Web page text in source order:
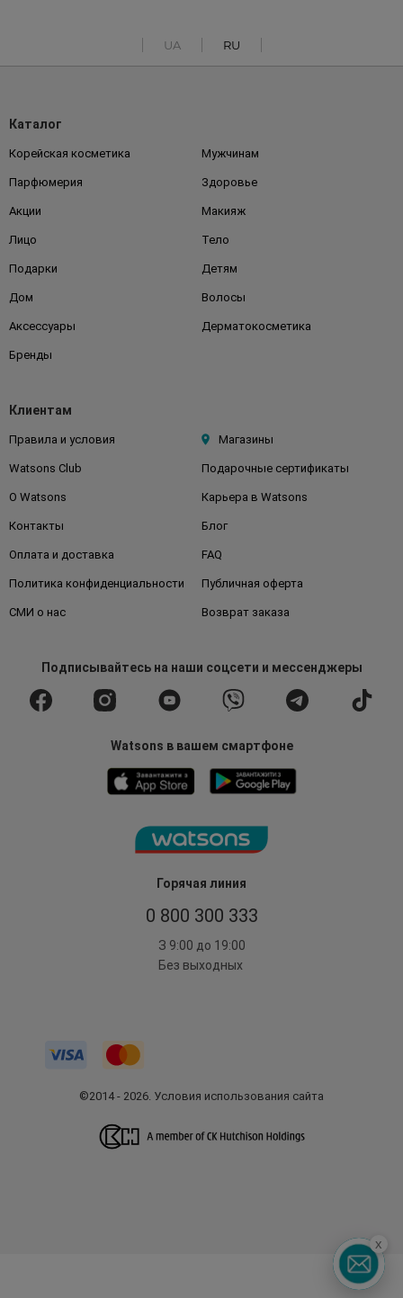
UA RU
Горячая линия
0 800 300 333
З 9:00 до 19:00
Без выходных
Каталог
Корейская косметика Мужчинам
Парфюмерия Здоровье
Акции Макияж
Лицо Тело
Подарки Детям
Дом Волосы
Аксессуары Дерматокосметика
Бренды
Клиентам
Правила и условия Магазины
Watsons Club Подарочные сертификаты
О Watsons Карьера в Watsons
Контакты Блог
Оплата и доставка FAQ
Политика конфиденциальности Публичная оферта
СМИ о нас Возврат заказа
Подписывайтесьна наши соцсети и мессенджеры
Watsons в вашем смартфоне
©2014 - 2026. Условия использования сайта
x